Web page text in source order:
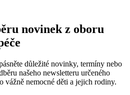
novinek z oboru
důležité novinky, termíny nebo
našeho newsletteru určeného
vážně nemocné děti a jejich rodiny.